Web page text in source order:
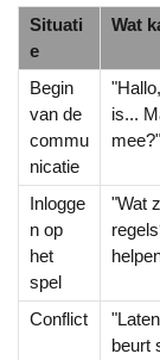
Situati
e
Wat
Begin
van de
commu
nicatie
is...
mee?"
Inlogge
n op
het
spel
"Wat
Conflict
beurt